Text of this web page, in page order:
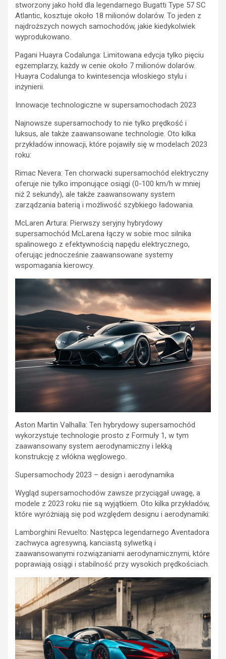
stworzony jako hołd dla legendarnego Bugatti Type 57 SC
Atlantic, kosztuje około 18 milionów dolarów. To jeden z
najdroższych nowych samochodów, jakie kiedykolwiek
wyprodukowano.
Pagani Huayra Codalunga: Limitowana edycja tylko pięciu
egzemplarzy, każdy w cenie około 7 milionów dolarów.
Huayra Codalunga to kwintesencja włoskiego stylu i
inżynierii.
Innowacje technologiczne w supersamochodach 2023
Najnowsze supersamochody to nie tylko prędkość i
luksus, ale także zaawansowane technologie. Oto kilka
przykładów innowacji, które pojawiły się w modelach 2023
roku:
Rimac Nevera: Ten chorwacki supersamochód elektryczny
oferuje nie tylko imponujące osiągi (0-100 km/h w mniej
niż 2 sekundy), ale także zaawansowany system
zarządzania baterią i możliwość szybkiego ładowania.
McLaren Artura: Pierwszy seryjny hybrydowy
supersamochód McLarena łączy w sobie moc silnika
spalinowego z efektywnością napędu elektrycznego,
oferując jednocześnie zaawansowane systemy
wspomagania kierowcy.
Aston Martin Valhalla: Ten hybrydowy supersamochód
wykorzystuje technologie prosto z Formuły 1, w tym
zaawansowany system aerodynamiczny i lekką
konstrukcję z włókna węglowego.
Supersamochody 2023 – design i aerodynamika
Wygląd supersamochodów zawsze przyciągał uwagę, a
modele z 2023 roku nie są wyjątkiem. Oto kilka przykładów,
które wyróżniają się pod względem designu i aerodynamiki:
Lamborghini Revuelto: Następca legendarnego Aventadora
zachwyca agresywną, kanciastą sylwetką i
zaawansowanymi rozwiązaniami aerodynamicznymi, które
poprawiają osiągi i stabilność przy wysokich prędkościach.